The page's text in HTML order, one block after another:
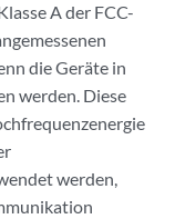
A der FCC-
die Geräte in
werden. Diese
werden,